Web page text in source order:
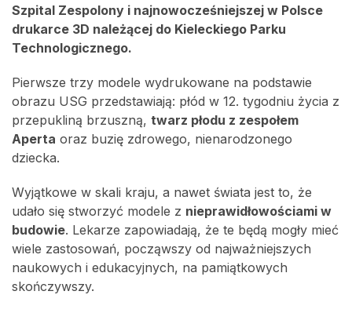
Szpital Zespolony i najnowocześniejszej w Polsce
drukarce 3D należącej do Kieleckiego Parku
Technologicznego.
Pierwsze trzy modele wydrukowane na podstawie
obrazu USG przedstawiają: płód w 12. tygodniu życia z
przepukliną brzuszną, twarz płodu z zespołem
Aperta oraz buzię zdrowego, nienarodzonego
dziecka.
Wyjątkowe w skali kraju, a nawet świata jest to, że
udało się stworzyć modele z nieprawidłowościami w
budowie. Lekarze zapowiadają, że te będą mogły mieć
wiele zastosowań, począwszy od najważniejszych
naukowych i edukacyjnych, na pamiątkowych
skończywszy.